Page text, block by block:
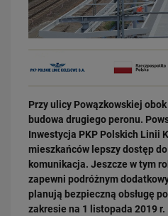
Przy ulicy Powązkowskiej
budowa drugiego peronu.
Inwestycja PKP Polskich Linii
mieszkańców lepszy dostęp
komunikacja. Jeszcze w tym
zapewni podróżnym
planują bezpieczną obsługę
zakresie na 1 listopada 2019 r.
03.08.2026
Dzięki KPO kolej zmieniła Limanową
PRZECZYTAJ